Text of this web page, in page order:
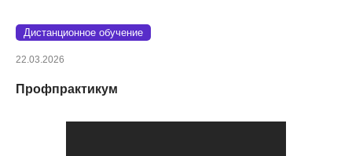
Дистанционное обучение
22.03.2026
Профпрактикум